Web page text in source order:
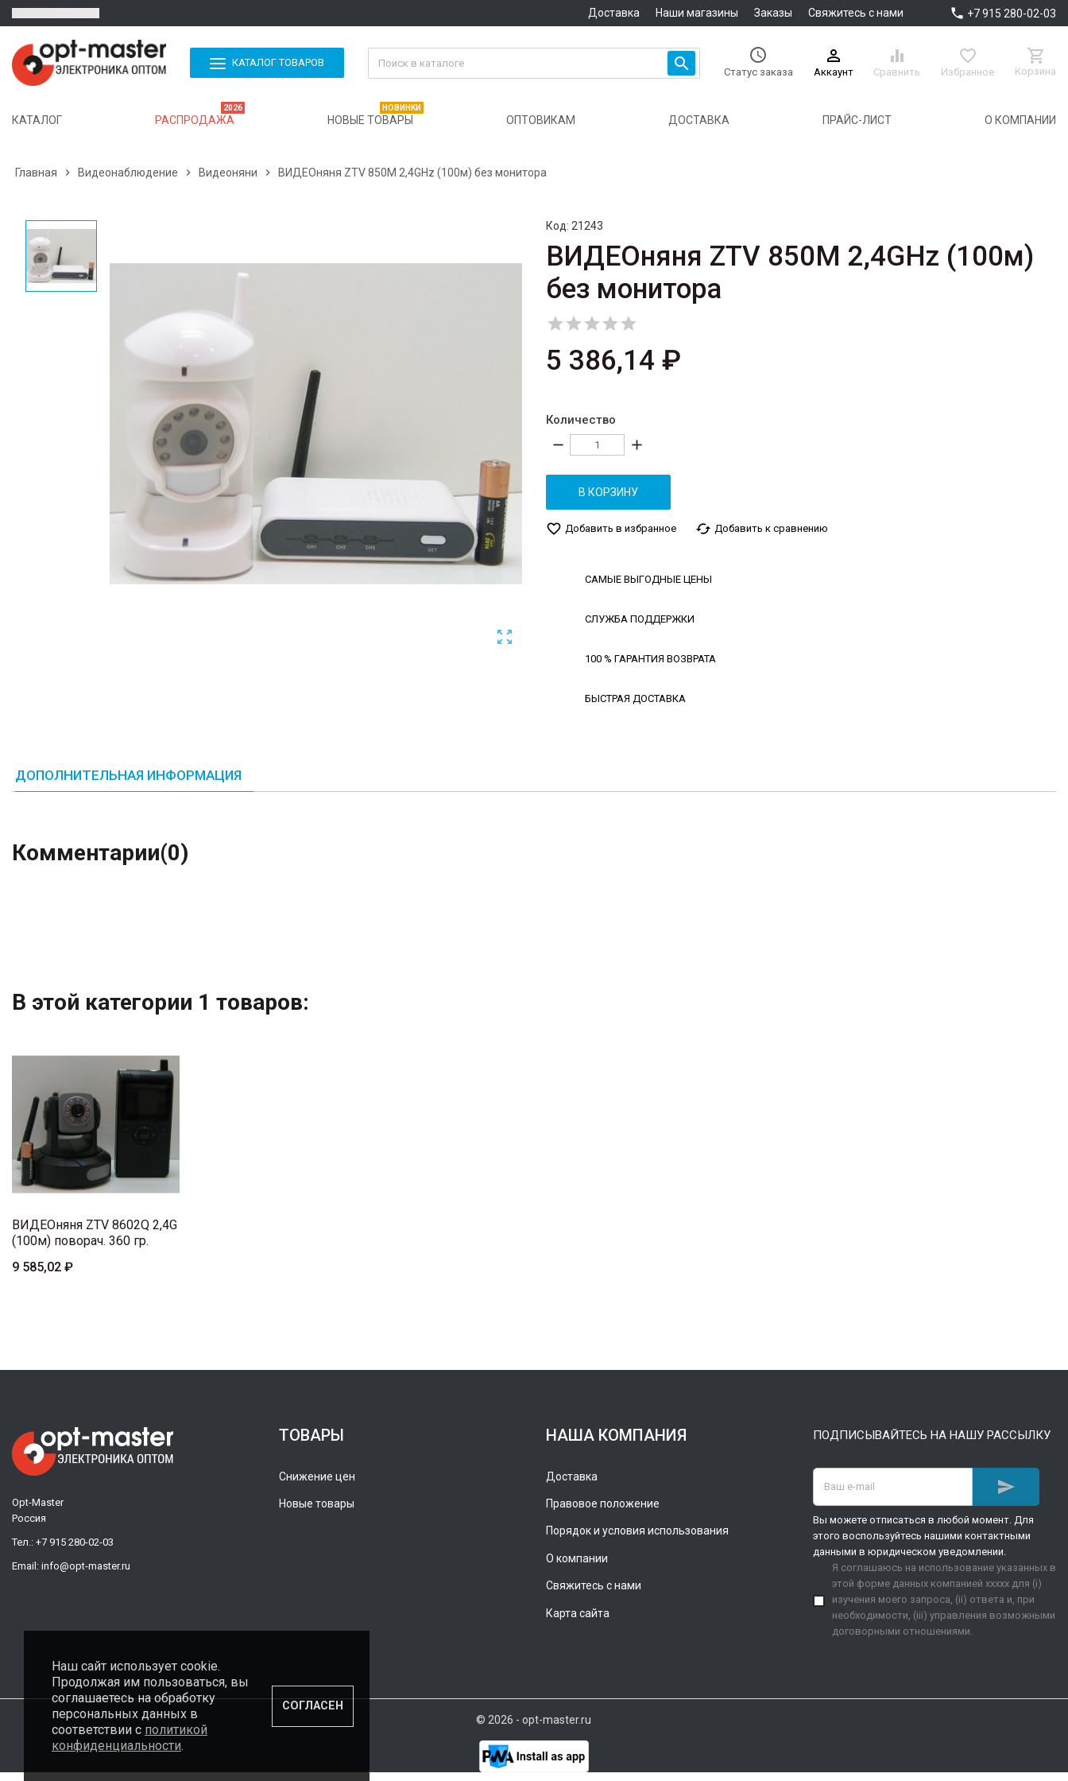
Доставка Наши магазины Заказы Свяжитесь с нами  +7 915 280-02-03
КАТАЛОГ ТОВАРОВ  
Статус заказа

Аккаунт

Сравнить

Избранное

Корзина
КАТАЛОГ РАСПРОДАЖА
2026
НОВЫЕ ТОВАРЫ
НОВИНКИ
ОПТОВИКАМ ДОСТАВКА ПРАЙС-ЛИСТ О КОМПАНИИ
Главная  Видеонаблюдение  Видеоняни  ВИДЕОняня ZTV 850M 2,4GHz (100м) без монитора

Код: 21243
ВИДЕОняня ZTV 850M 2,4GHz (100м)
без монитора

5 386,14 ₽
Количество
remove add
В КОРЗИНУ
favorite_border Добавить в избранное cached Добавить к сравнению
САМЫЕ ВЫГОДНЫЕ ЦЕНЫ
СЛУЖБА ПОДДЕРЖКИ
100 % ГАРАНТИЯ ВОЗВРАТА
БЫСТРАЯ ДОСТАВКА
ДОПОЛНИТЕЛЬНАЯ ИНФОРМАЦИЯ
Комментарии(0)
В этой категории 1 товаров:
ВИДЕОняня ZTV 8602Q 2,4G
(100м) поворач. 360 гр.
9 585,02 ₽
Opt-Master
Россия
Тел.: +7 915 280-02-03
Email: info@opt-master.ru
ТОВАРЫ
Снижение цен
Новые товары
НАША КОМПАНИЯ
Доставка
Правовое положение
Порядок и условия использования
О компании
Свяжитесь с нами
Карта сайта
ПОДПИСЫВАЙТЕСЬ НА НАШУ РАССЫЛКУ

Вы можете отписаться в любой момент. Для
этого воспользуйтесь нашими контактными
данными в юридическом уведомлении.
Я соглашаюсь на использование указанных в
этой форме данных компанией xxxxx для (i)
изучения моего запроса, (ii) ответа и, при
необходимости, (iii) управления возможными
договорными отношениями.
© 2026 - opt-master.ru
Наш сайт использует cookie.
Продолжая им пользоваться, вы
соглашаетесь на обработку
персональных данных в
соответствии с политикой
конфиденциальности.
СОГЛАСЕН